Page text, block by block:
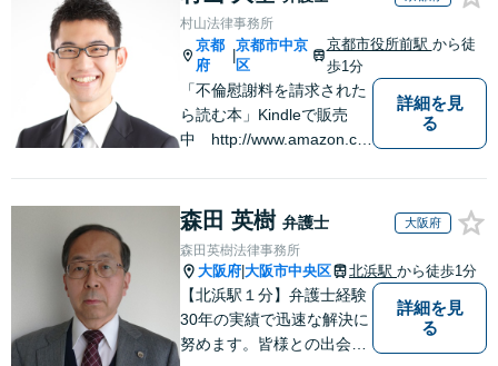
村山法律事務所
京都
府
|
京都市中京
区
京都市役所前駅 から徒
歩1分
「不倫慰謝料を請求された
ら読む本」Kindleで販売
中 http://www.amazon.co.
詳細を見
る
森田 英樹 弁護士 大阪府
森田英樹法律事務所
大阪府 大阪市中央区 北浜駅 から徒歩1分
【北浜駅１分】弁護士経験
30年の実績で迅速な解決に
努めます。皆様との出会い
詳細を見
る